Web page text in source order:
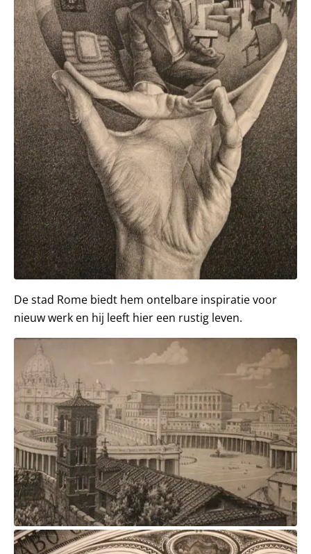
De stad Rome biedt hem ontelbare inspiratie voor
nieuw werk en hij leeft hier een rustig leven.